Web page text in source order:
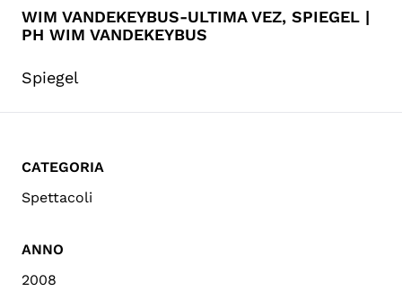
WIM VANDEKEYBUS-ULTIMA VEZ, SPIEGEL |
PH WIM VANDEKEYBUS
Spiegel
CATEGORIA
Spettacoli
ANNO
2008